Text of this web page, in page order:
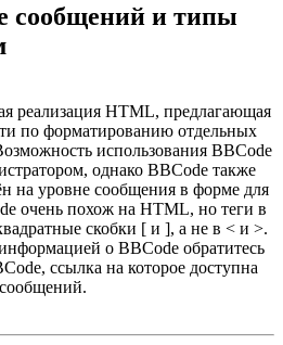
сообщений и типы
реализация HTML, предлагающая
по форматированию отдельных
использования BBCode
однако BBCode также
на уровне сообщения в форме для
очень похож на HTML, но теги в
скобки [ и ], а не в < и >.
о BBCode обратитесь
ссылка на которое доступна